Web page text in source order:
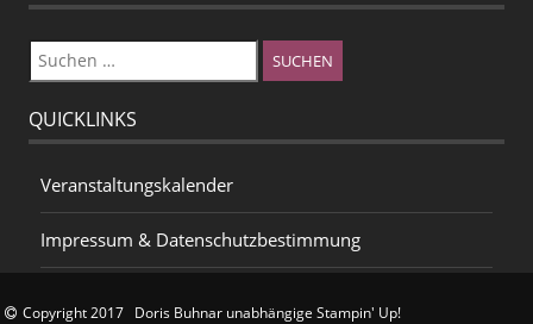
Suchen
nach:
QUICKLINKS
Veranstaltungskalender
Impressum & Datenschutzbestimmung
Copyright 2017 Doris Buhnar unabhängige Stampin' Up!